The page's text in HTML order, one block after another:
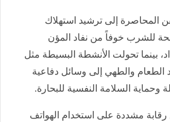
إلى ترشيد استهلاك
للشرب خوفاً من نفاد المؤن
بينما تحولت الأنشطة البسيطة مثل
الطعام والطهي إلى وسائل دفاعية
وحماية السلامة النفسية للبحارة.
مشددة على استخدام الهواتف